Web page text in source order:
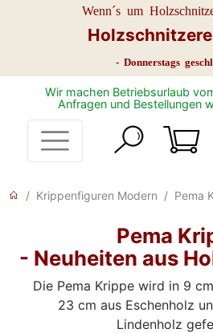
Wenn´s um
- Donnerstags
Wir machen Betriebsurlaub
Anfragen und Bestellungen
Krippenfiguren Modern Pema
Pema
- Neuheiten aus
Die Pema Krippe wird in 9
23 cm aus Eschenholz
Lindenholz